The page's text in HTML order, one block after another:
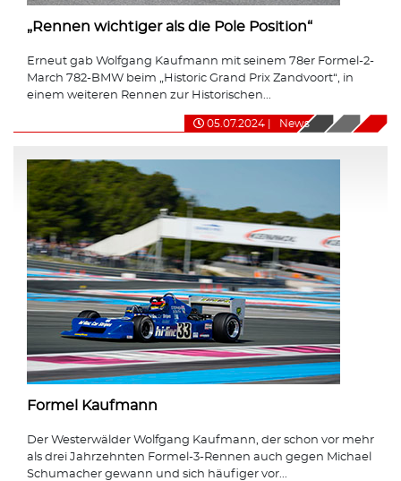
„Rennen wichtiger als die Pole Position“
Erneut gab Wolfgang Kaufmann mit seinem 78er Formel-2-
March 782-BMW beim „Historic Grand Prix Zandvoort“, in
einem weiteren Rennen zur Historischen...
05.07.2024 News
Formel Kaufmann
Der Westerwälder Wolfgang Kaufmann, der schon vor mehr
als drei Jahrzehnten Formel-3-Rennen auch gegen Michael
Schumacher gewann und sich häufiger vor...